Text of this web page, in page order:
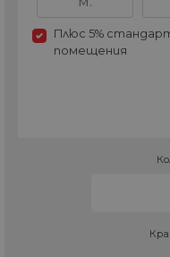
Плюс 5%
помещения